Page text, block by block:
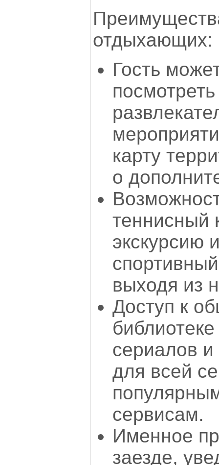
отдыхающих:
Гость
карту
о
теннисный
экскурсию
выходя из
Доступ к
сериалов
для всей
сервисам.
Именное
заезде,